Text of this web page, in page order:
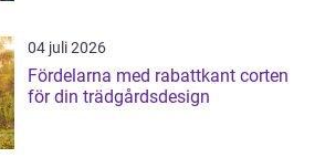
04 juli 2026
Fördelarna med rabattkant corten
för din trädgårdsdesign